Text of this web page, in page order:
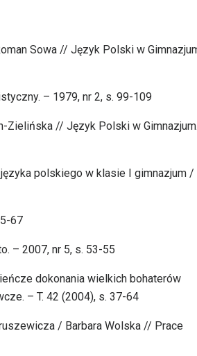
Sowa // Język Polski w
– 1979, nr 2, s. 99-109
Zielińska // Język Polski w
polskiego w klasie I gimnazjum /
67
– 2007, nr 5, s. 53-55
dokonania wielkich bohaterów
– T. 42 (2004), s. 37-64
/ Barbara Wolska // Prace